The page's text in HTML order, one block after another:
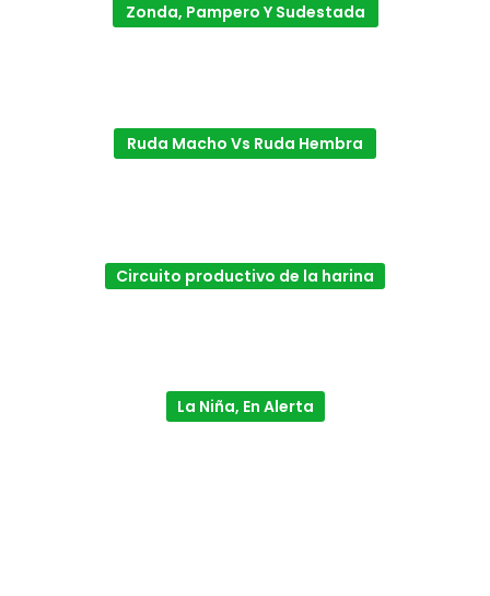
Zonda, Pampero Y Sudestada
Ruda Macho Vs Ruda Hembra
Circuito productivo de la harina
La Niña, En Alerta